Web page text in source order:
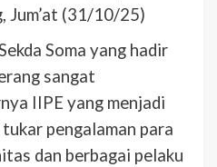
Jum’at (31/10/25)
Soma yang hadir
sangat
IIPE yang menjadi
pengalaman para
dan berbagai pelaku